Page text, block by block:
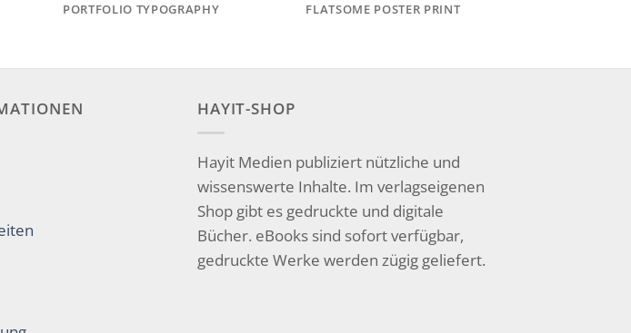
PORTFOLIO TYPOGRAPHY FLATSOME POSTER PRINT
HAYIT-SHOP
Hayit Medien publiziert nützliche und
wissenswerte Inhalte. Im verlagseigenen
Shop gibt es gedruckte und digitale
Bücher. eBooks sind sofort verfügbar,
gedruckte Werke werden zügig geliefert.